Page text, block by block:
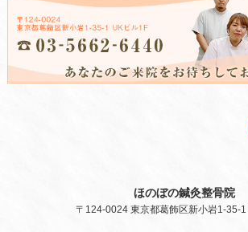
ほのぼの鍼灸整骨院
〒124-0024 東京都葛飾区新小岩1-35-